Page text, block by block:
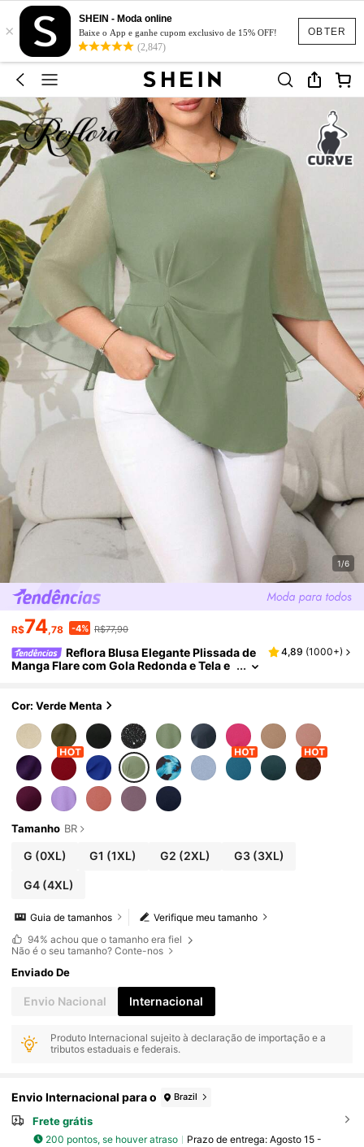
OBTER
×
SHEIN - Moda online
Baixe o App e ganhe cupom exclusivo de 15% OFF!
(2,847)
1/6
R$74,78 -4% R$77,90
Reflora Blusa Elegante Plissada de
Manga Flare com Gola Redonda e Tela e
4,89 (1000+)
Cor: Verde Menta
Tamanho BR
G (0XL) G1 (1XL) G2 (2XL) G3(3XL)
G4(4XL)
Verifique meu tamanho
Guia de tamanhos
94% achou que o tamanho era fiel
Não é o seu tamanho? Conte-nos
Enviado De
Envio Nacional Internacional
Produto Internacional sujeito à declaração de importação e a
tributos estaduais e federais.
Envio Internacional para o Brazil
Frete grátis
200 pontos, se houver atraso Prazo de entrega: Agosto 15 -